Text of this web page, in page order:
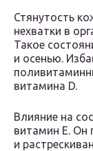
Стянутость
нехватки в
Такое
и осенью.
витамина D.
Влияние на
витамин Е. Он
и